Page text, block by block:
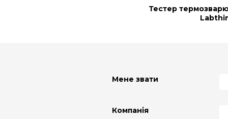
Тестер
Мене звати
Компанія